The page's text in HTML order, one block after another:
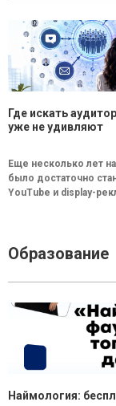
Где искать
уже не удивляют
Еще несколько лет
было достаточно
YouTube и display-
Образование
Наймология: